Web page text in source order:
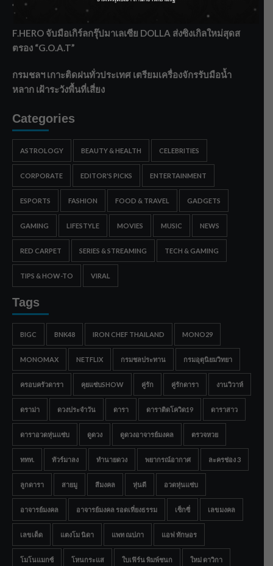
ทรายใต้ เสริมความมั่นคงน้ำเพชรบุรี
F.HERO จับมือเกิร์ลกรุ๊ปมาเลเซีย DOLLA ส่งซิงเกิลใหม่สุดส
ตรอง “G.O.A.T”
กรมชลฯ เกาะติดฝนทั่วประเทศ เตรียมเครื่องจักรรับมือน้ำ
หลาก เฝ้าระวังพื้นที่เสี่ยง
Categories
ASTROLOGY BEAUTY & HEALTH CELEBRITIES
CORPORATE EDITOR'S PICKS ENTERTAINMENT
ESPORTS FASHION FOOD & TRAVEL GADGETS
GAMING LIFESTYLE MOVIES MUSIC NEWS
RED CARPET SERIES & STREAMING TECH & GAMING
TIPS & HOW-TO VIRAL
Tags
BIGC BNK48 IRON CHEF THAILAND MONO29
MONOMAX NETFLIX กรมชลประทาน กรมอุตุนิยมวิทยา
ครอบครัวดารา คุยแซ่บSHOW คู่รัก คู่รักดารา งานวิวาห์
ดราม่า ดวงประจำวัน ดารา ดาราติดโควิด19 ดาราสาว
ดาราอวดหุ่นแซ่บ ดูดวง ดูดวงอาจารย์มงคล ตรวจหวย
ททท. ทัวร์มาลง ทำนายดวง พยากรณ์อากาศ ละครช่อง 3
ลูกดารา สายมู สีมงคล หุ่นดี อวดหุ่นแซ่บ
อาจารย์มงคล อาจารย์มงคล รอดเที่ยงธรรม เซ็กซี่ เลขมงคล
เลขเด็ด แตงโม นิดา แพท ณปภา แอฟ ทักษอร
โมโนแมกซ์ โหนกระแส ใบเฟิร์น พิมพ์ชนก ใหม่ ดาวิกา